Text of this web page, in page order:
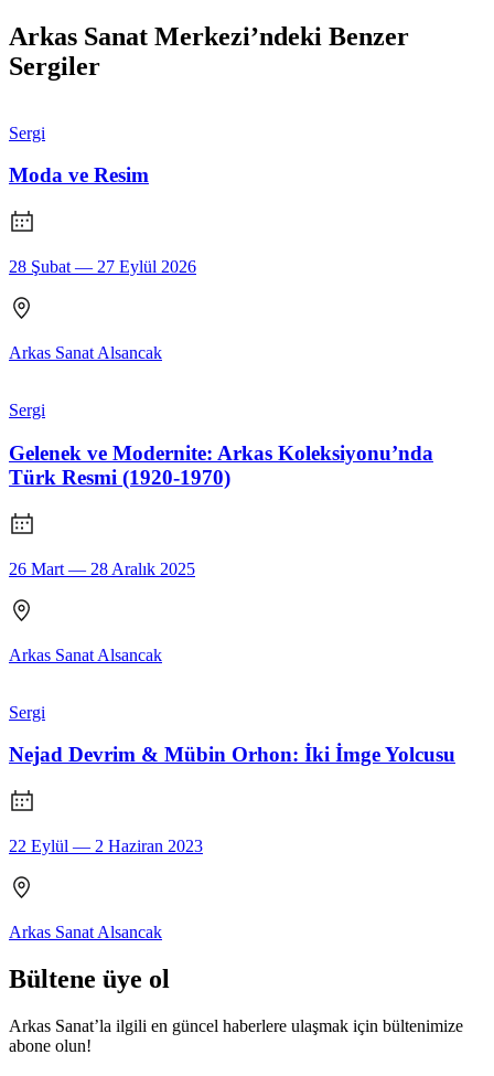
Arkas Sanat Merkezi’ndeki Benzer
Sergiler
Sergi
Moda ve Resim
28 Şubat — 27 Eylül 2026
Arkas Sanat Alsancak
Sergi
Gelenek ve Modernite: Arkas Koleksiyonu’nda
Türk Resmi (1920-1970)
26 Mart — 28 Aralık 2025
Arkas Sanat Alsancak
Sergi
Nejad Devrim & Mübin Orhon: İki İmge Yolcusu
22 Eylül — 2 Haziran 2023
Arkas Sanat Alsancak
Bültene üye ol
Arkas Sanat’la ilgili en güncel haberlere ulaşmak için bültenimize
abone olun!